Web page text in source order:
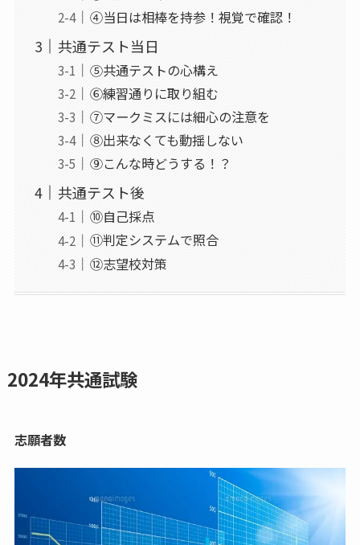
④当日は相棒を持参！視覚で確認！
共通テスト当日
⑤共通テストの心構え
⑥練習通りに取り組む
⑦マークミスには細心の注意を
⑧出来なくても動揺しない
⑨こんな時どうする！？
共通テスト後
⑩自己採点
⑪判定システムで照合
⑫志望校対策
2024年共通試験
志願者数